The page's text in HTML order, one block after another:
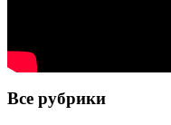
Все рубрики